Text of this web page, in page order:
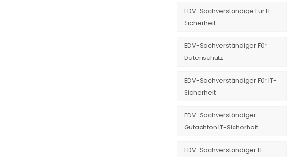
EDV-Sachverständige Für IT-
Sicherheit
EDV-Sachverständiger Für
Datenschutz
EDV-Sachverständiger Für IT-
Sicherheit
EDV-Sachverständiger
Gutachten IT-Sicherheit
EDV-Sachverständiger IT-